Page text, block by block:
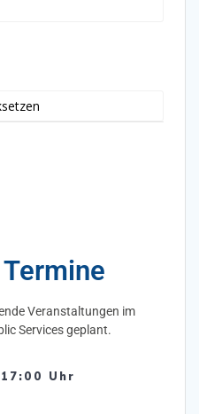
Veranstaltungen im
Services geplant.
Uhr